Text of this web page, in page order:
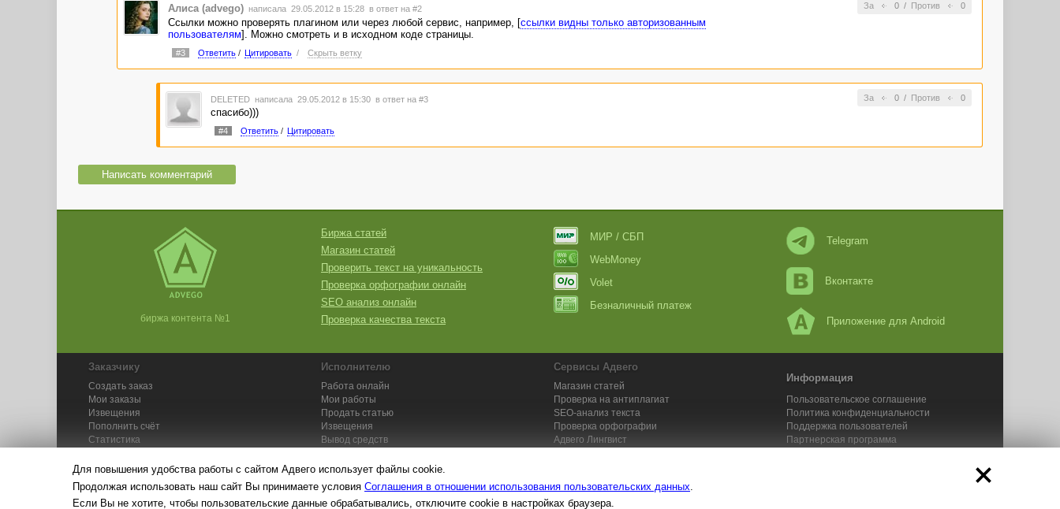
За 0/ Против 0
Алиса (advego) написала 29.05.2012 в 15:28 в ответ на #2
Ссылки можно проверять плагином или через любой сервис, например, [ссылки видны только авторизованным
пользователям]. Можно смотреть и в исходном коде страницы.
#3 Ответить/ Цитировать / Скрыть ветку
За 0/ Против 0
DELETED написала 29.05.2012 в 15:30 в ответ на #3
спасибо)))
#4 Ответить/ Цитировать
Написать комментарий
биржа контента №1
Биржа статей
Магазин статей
Проверить текст на уникальность
Проверка орфографии онлайн
SEO анализ онлайн
Проверка качества текста
МИР / СБП
WebMoney
Volet
Безналичный платеж
Telegram
Вконтакте
Приложение для Android
Заказчику
Создать заказ
Мои заказы
Извещения
Пополнить счёт
Статистика
Исполнителю
Работа онлайн
Мои работы
Продать статью
Извещения
Вывод средств
Сервисы Адвего
Магазин статей
Проверка на антиплагиат
SEO-анализ текста
Проверка орфографии
Адвего Лингвист
Информация
Пользовательское соглашение
Политика конфиденциальности
Поддержка пользователей
Партнерская программа
Для повышения удобства работы с сайтом Адвего использует файлы cookie.
Продолжая использовать наш сайт Вы принимаете условия Соглашения в отношении использования пользовательских данных
Если Вы не хотите, чтобы пользовательские данные обрабатывались, отключите cookie в настройках браузера.